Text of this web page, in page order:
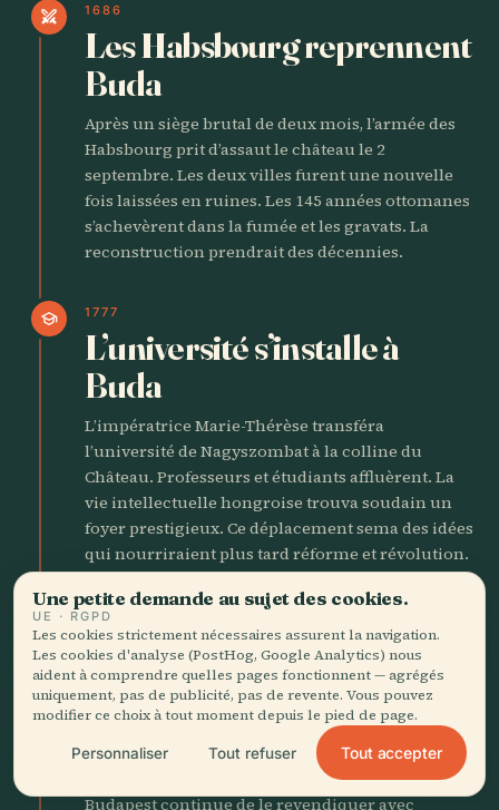
swords 1686
Les Habsbourg reprennent
Buda
Après un siège brutal de deux mois, l’armée des
Habsbourg prit d’assaut le château le 2
septembre. Les deux villes furent une nouvelle
fois laissées en ruines. Les 145 années ottomanes
s’achevèrent dans la fumée et les gravats. La
reconstruction prendrait des décennies.
school 1777
L’université s’installe à
Buda
L’impératrice Marie-Thérèse transféra
l’université de Nagyszombat à la colline du
Château. Professeurs et étudiants affluèrent. La
vie intellectuelle hongroise trouva soudain un
foyer prestigieux. Ce déplacement sema des idées
qui nourriraient plus tard réforme et révolution.
science 1818
Naissance d’Ignaz
Semmelweis
L’homme qui découvrirait que se laver les mains
sauve des vies naquit dans le quartier de Tabán.
Son travail ultérieur à Vienne fut ignoré, mais
Budapest continue de le revendiquer avec
Une petite demande au sujet des cookies.
UE · RGPD
Les cookies strictement nécessaires assurent la navigation.
Les cookies d'analyse (PostHog, Google Analytics) nous
aident à comprendre quelles pages fonctionnent — agrégés
uniquement, pas de publicité, pas de revente. Vous pouvez
modifier ce choix à tout moment depuis le pied de page.
Personnaliser Tout refuser Tout accepter